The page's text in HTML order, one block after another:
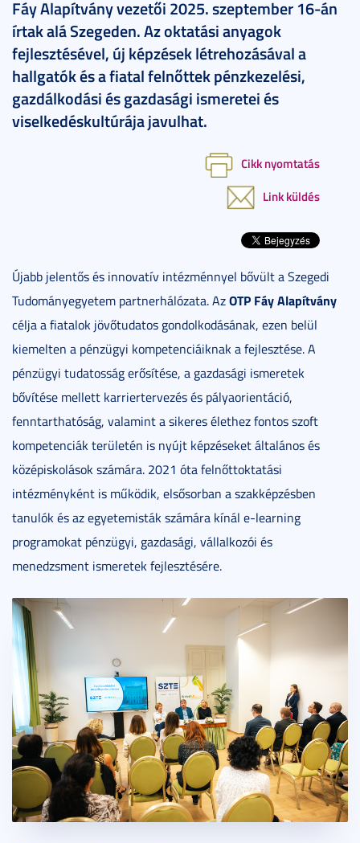
Fáy Alapítvány vezetői 2025. szeptember 16-án
írtak alá Szegeden. Az oktatási anyagok
fejlesztésével, új képzések létrehozásával a
hallgatók és a fiatal felnőttek pénzkezelési,
gazdálkodási és gazdasági ismeretei és
viselkedéskultúrája javulhat.
Cikk nyomtatás
Link küldés
Újabb jelentős és innovatív intézménnyel bővült a Szegedi
Tudományegyetem partnerhálózata. AzOTP Fáy Alapítvány
célja a fiatalok jövőtudatos gondolkodásának, ezen belül
kiemelten a pénzügyi kompetenciáiknak a fejlesztése. A
pénzügyi tudatosság erősítése, a gazdasági ismeretek
bővítése mellett karriertervezés és pályaorientáció,
fenntarthatóság, valamint a sikeres élethez fontos szoft
kompetenciák területén is nyújt képzéseket általános és
középiskolások számára. 2021 óta felnőttoktatási
intézményként is működik, elsősorban a szakképzésben
tanulók és az egyetemisták számára kínál e-learning
programokat pénzügyi, gazdasági, vállalkozói és
menedzsment ismeretek fejlesztésére.